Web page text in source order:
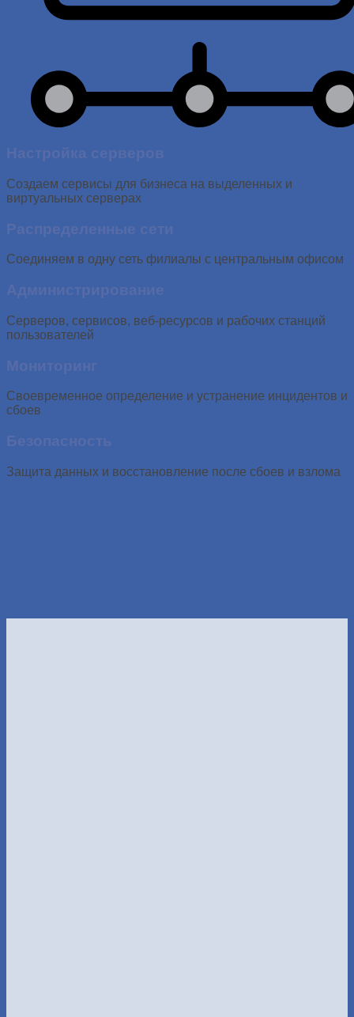
Настройка серверов
Создаем сервисы для бизнеса на выделенных и
виртуальных серверах
Распределенные сети
Соединяем в одну сеть филиалы с центральным офисом
Администрирование
Серверов, сервисов, веб-ресурсов и рабочих станций
пользователей
Мониторинг
Своевременное определение и устранение инцидентов и
сбоев
Безопасность
Защита данных и восстановление после сбоев и взлома